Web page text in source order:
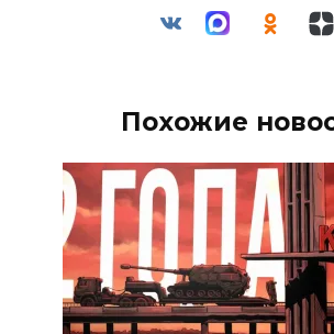
Похожие